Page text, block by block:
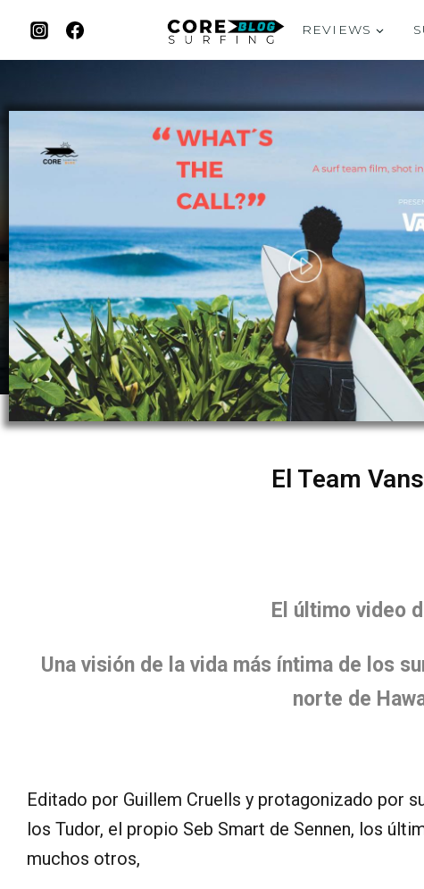
REVIEWS
El Team
El último video
Una visión de la vida más íntima de los
norte de
Editado por Guillem Cruells y protagonizado por
los Tudor, el propio Seb Smart de Sennen, los
muchos otros,